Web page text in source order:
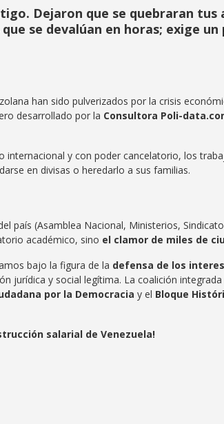
Dejaron que se quebraran tus
se devalúan en horas; exige
han sido pulverizados por la crisis
desarrollado por la Consultora Poli-
y con poder cancelatorio, los
en divisas o heredarlo a sus familias.
país (Asamblea Nacional, Ministerios,
académico, sino el clamor de miles de
bajo la figura de la defensa de los
jurídica y social legítima. La coalición
por la Democracia y el Bloque
salarial de Venezuela!